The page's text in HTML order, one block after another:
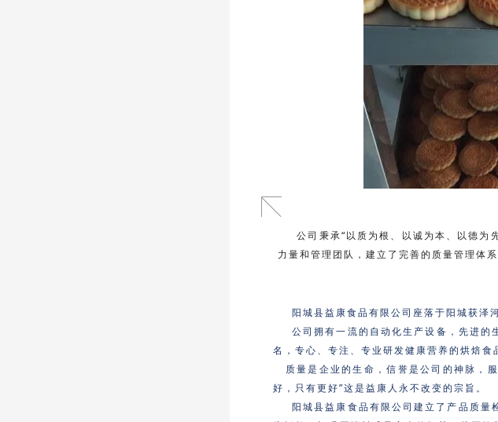
公司秉承“以质为根、以诚为本、以德为
力量和管理团队，建立了完善的质量管理体
阳城县益康食品有限公司座落于阳城获泽
公司拥有一流的自动化生产设备，先进
名，专心、专注、专业研发健康营养的烘焙食
质量是企业的生命，信誉是公司的神脉，
好，只有更好”这是益康人永不改变的宗旨。
阳城县益康食品有限公司建立了产品质量